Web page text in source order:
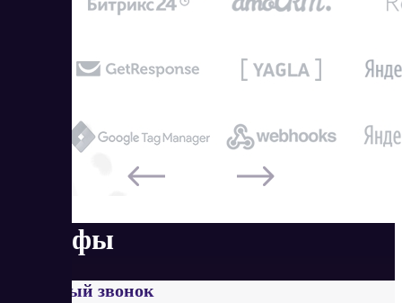
Тарифы
Обратный звонок